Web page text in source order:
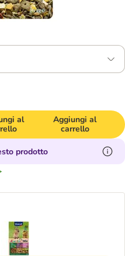
al
Aggiungi al
carrello
prodotto